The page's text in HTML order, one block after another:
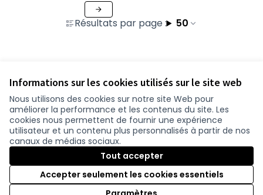
Informations sur les cookies utilisés sur le site web
Nous utilisons des cookies sur notre site Web pour
améliorer la performance et les contenus du site. Les
cookies nous permettent de fournir une expérience
utilisateur et un contenu plus personnalisés à partir de nos
canaux de médias sociaux.
Tout accepter
Accepter seulement les cookies essentiels
Résultats par page : 50
Conditions d'utilisation
Paramètres des cookies
participer.loire-atlantique.fr sur Facebook
(Nouvelle fenêtre)
participer.loire-atlantique.fr sur Instagram
(Nouvelle fenêtre)
participer.loire-atlantique.fr sur YouTube
(Nouvelle fenêtre)
Licence
(Nouvelle